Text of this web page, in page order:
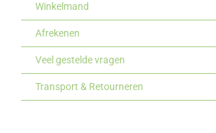
Winkelmand
Afrekenen
Veel gestelde vragen
Transport & Retourneren